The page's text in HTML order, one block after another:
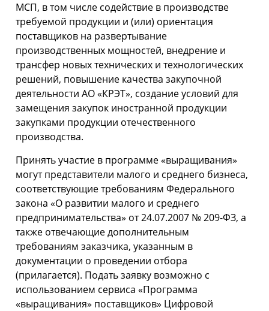
МСП, в том числе содействие в производстве
требуемой продукции и (или) ориентация
поставщиков на развертывание
производственных мощностей, внедрение и
трансфер новых технических и технологических
решений, повышение качества закупочной
деятельности АО «КРЭТ», создание условий для
замещения закупок иностранной продукции
закупками продукции отечественного
производства.
Принять участие в программе «выращивания»
могут представители малого и среднего бизнеса,
соответствующие требованиям Федерального
закона «О развитии малого и среднего
предпринимательства» от 24.07.2007 № 209-ФЗ, а
также отвечающие дополнительным
требованиям заказчика, указанным в
документации о проведении отбора
(прилагается). Подать заявку возможно с
использованием сервиса «Программа
«выращивания» поставщиков» Цифровой